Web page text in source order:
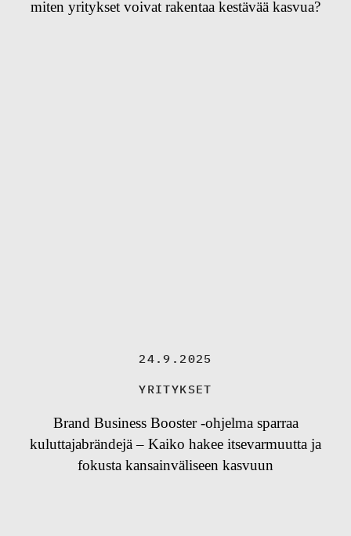
miten yritykset voivat rakentaa kestävää kasvua?
24.9.2025
YRITYKSET
Brand Business Booster -ohjelma sparraa
kuluttajabrändejä – Kaiko hakee itsevarmuutta ja
fokusta kansainväliseen kasvuun